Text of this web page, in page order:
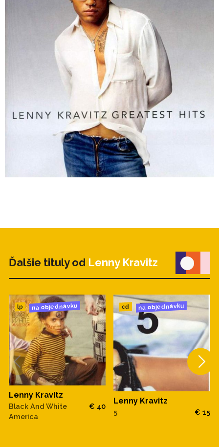
Ďalšie tituly od Lenny Kravitz
lp na objednávku
Lenny Kravitz
Black And White
America
€ 40
cd na objednávku
Lenny Kravitz
5 € 15